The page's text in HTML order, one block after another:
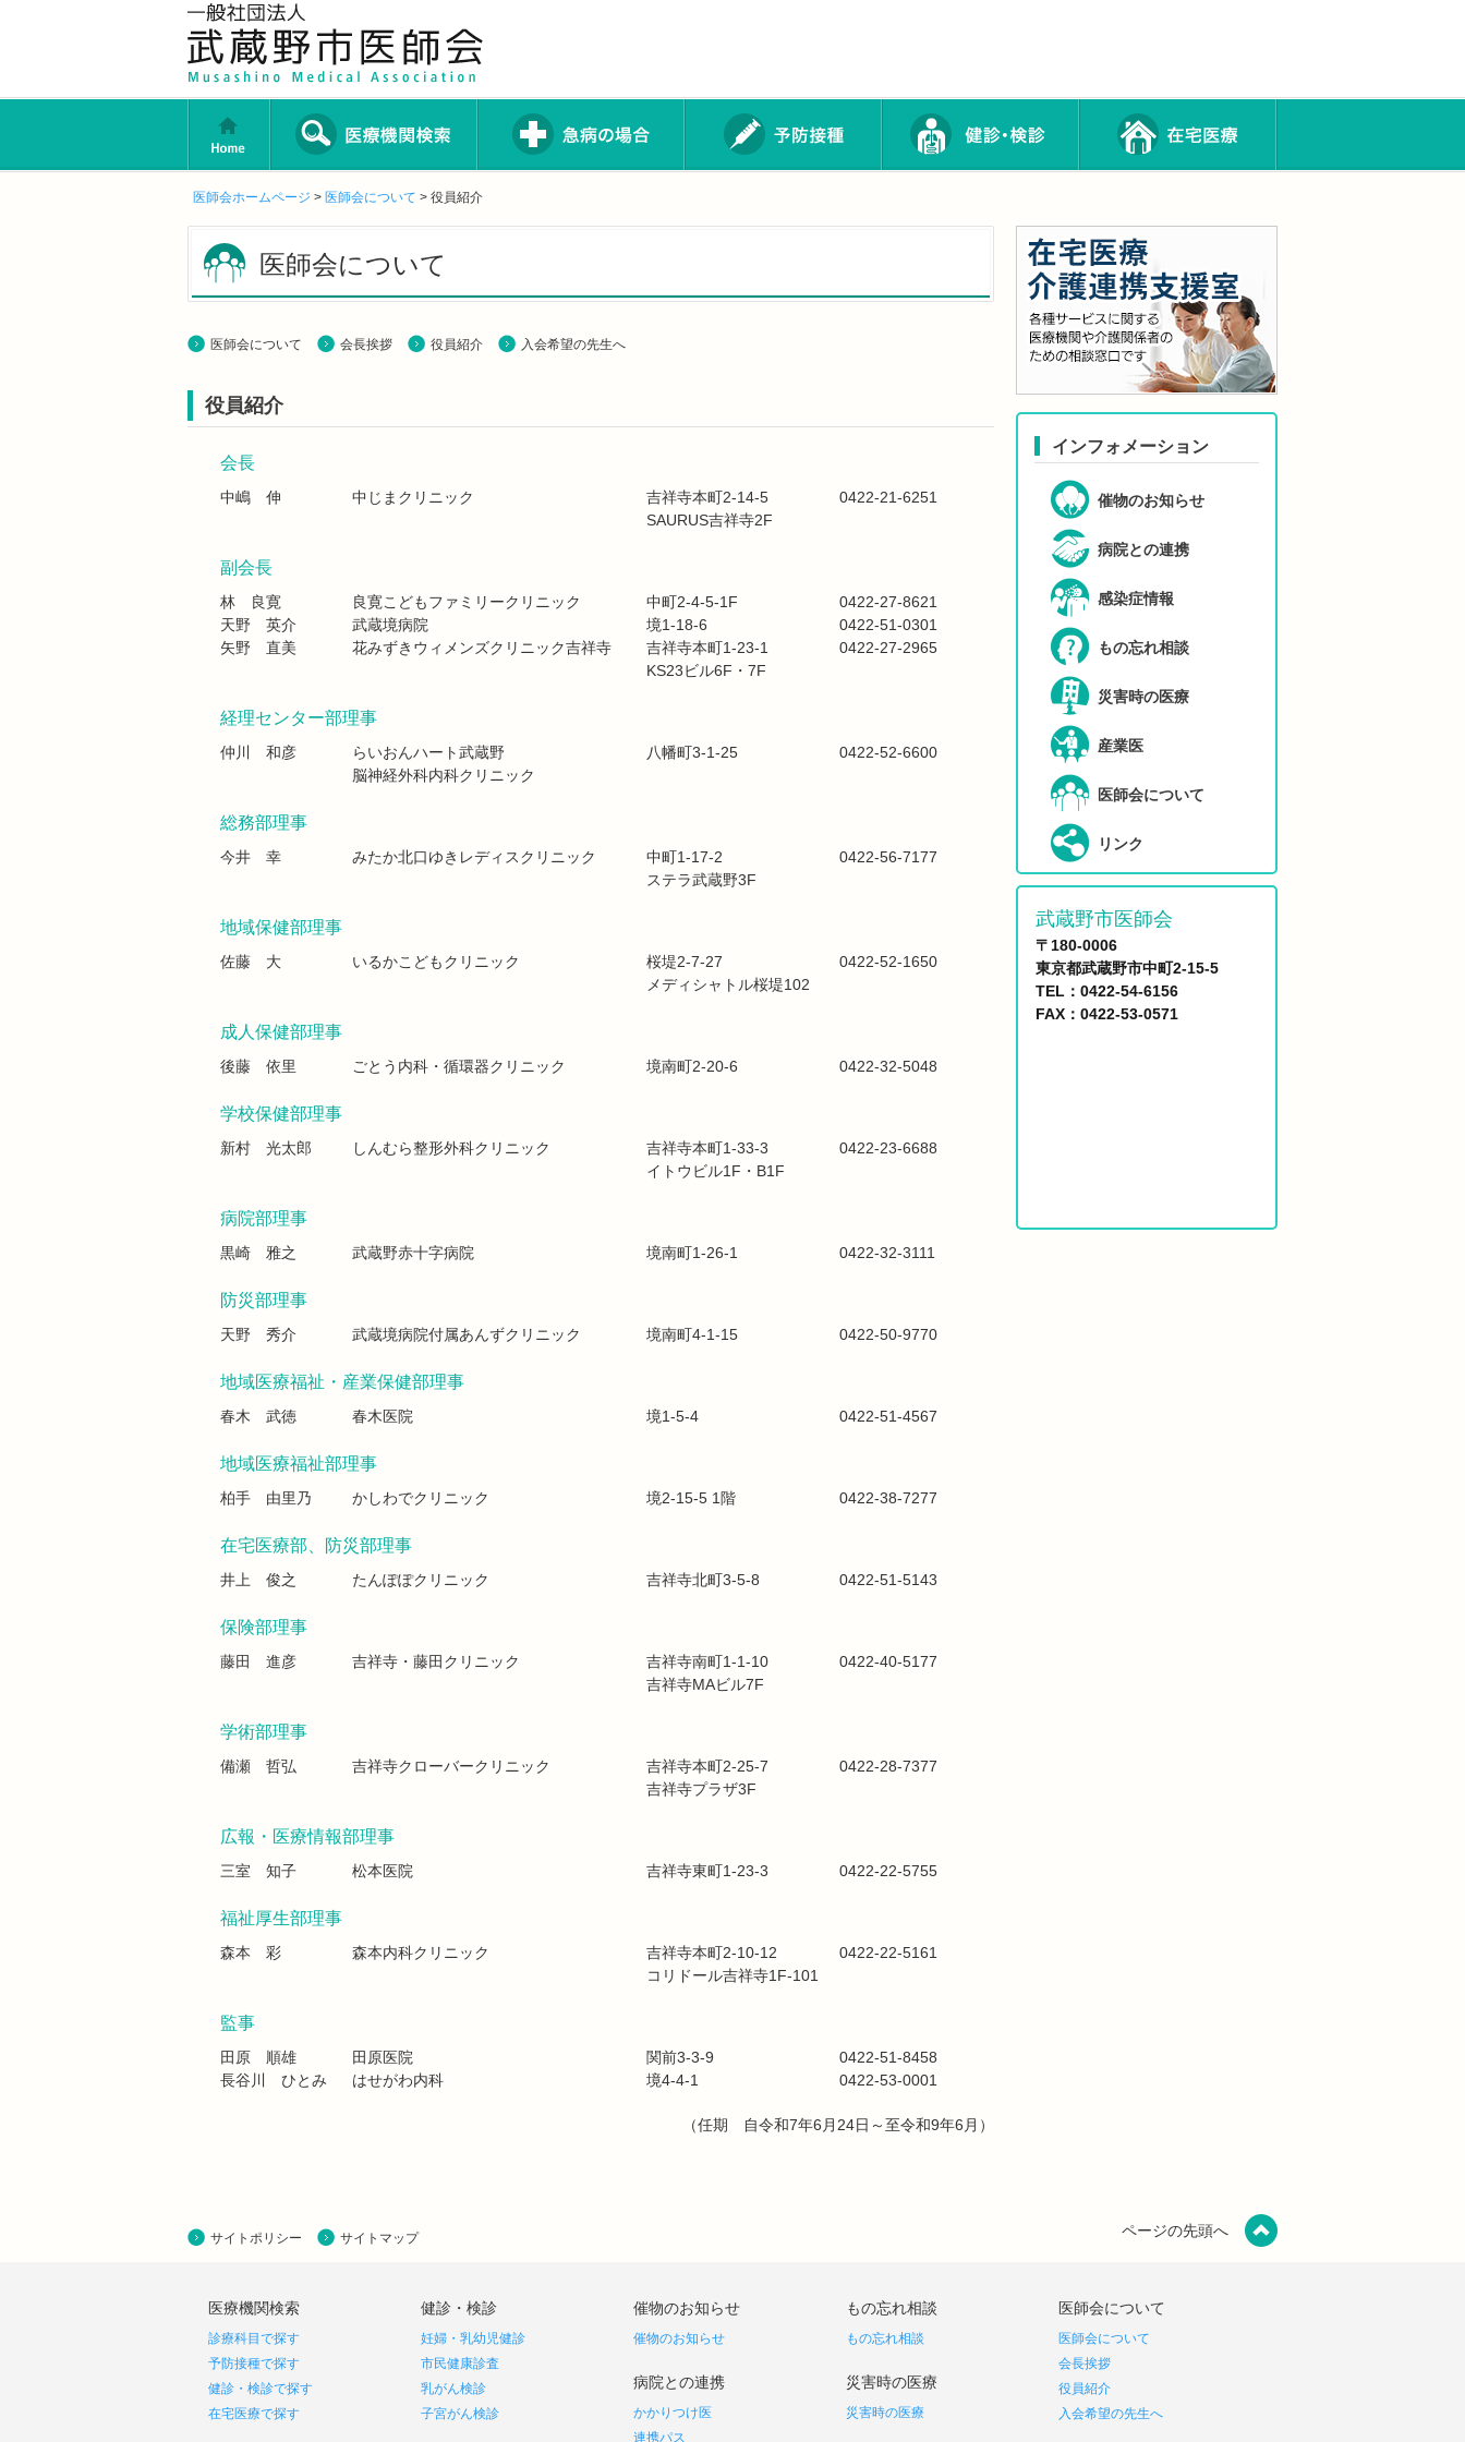
医師会ホームページ > 医師会について > 役員紹介
医師会について
医師会について 会長挨拶 役員紹介 入会希望の先生へ
役員紹介
会長
中嶋 伸 中じまクリニック
吉祥寺本町2-14-5
SAURUS吉祥寺2F
0422-21-6251
副会長
林 良寛 良寛こどもファミリークリニック 中町2-4-5-1F
0422-27-8621
天野 英介
武蔵境病院 境1-18-6
0422-51-0301
矢野 直美
花みずきウィメンズクリニック吉祥寺
吉祥寺本町1-23-1
KS23ビル6F・7F
0422-27-2965
経理センター部理事
仲川 和彦
らいおんハート武蔵野
脳神経外科内科クリニック
八幡町3-1-25 0422-52-6600
総務部理事
今井 幸 みたか北口ゆきレディスクリニック
中町1-17-2
ステラ武蔵野3F
0422-56-7177
地域保健部理事
佐藤 大 いるかこどもクリニック
桜堤2-7-27
メディシャトル桜堤102
0422-52-1650
成人保健部理事
後藤 依里 ごとう内科・循環器クリニック 境南町2-20-6 0422-32-5048
学校保健部理事
新村 光太郎 しんむら整形外科クリニック
吉祥寺本町1-33-3
イトウビル1F・B1F
0422-23-6688
病院部理事
黒崎 雅之 武蔵野赤十字病院 境南町1-26-1 0422-32-3111
防災部理事
天野 秀介 武蔵境病院付属あんずクリニック 境南町4-1-15 0422-50-9770
地域医療福祉・産業保健部理事
春木 武徳 春木医院 境1-5-4 0422-51-4567
地域医療福祉部理事
柏手 由里乃 かしわでクリニック 境2-15-5 1階 0422-38-7277
在宅医療部、防災部理事
井上 俊之 たんぽぽクリニック 吉祥寺北町3-5-8 0422-51-5143
保険部理事
藤田 進彦 吉祥寺・藤田クリニック
吉祥寺南町1-1-10
吉祥寺MAビル7F
0422-40-5177
学術部理事
備瀬 哲弘 吉祥寺クローバークリニック
吉祥寺本町2-25-7
吉祥寺プラザ3F
0422-28-7377
広報・医療情報部理事
三室 知子 松本医院 吉祥寺東町1-23-3 0422-22-5755
福祉厚生部理事
森本 彩 森本内科クリニック
吉祥寺本町2-10-12
コリドール吉祥寺1F-101
0422-22-5161
監事
田原 順雄 田原医院 関前3-3-9
0422-51-8458
長谷川 ひとみ
はせがわ内科 境4-4-1 0422-53-0001
（任期 自令和7年6月24日～至令和9年6月）
インフォメーション
催物のお知らせ
病院との連携
感染症情報
もの忘れ相談
災害時の医療
産業医
医師会について
リンク
武蔵野市医師会
〒180-0006
東京都武蔵野市中町2-15-5
TEL：0422-54-6156
FAX：0422-53-0571
サイトポリシー サイトマップ ページの先頭へ
医療機関検索
診療科目で探す
予防接種で探す
健診・検診で探す
在宅医療で探す
健診・検診
妊婦・乳幼児健診
市民健康診査
乳がん検診
子宮がん検診
催物のお知らせ
催物のお知らせ
病院との連携
かかりつけ医
連携パス
もの忘れ相談
もの忘れ相談
災害時の医療
災害時の医療
医師会について
医師会について
会長挨拶
役員紹介
入会希望の先生へ